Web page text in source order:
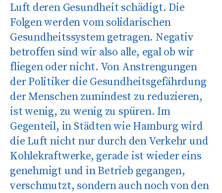
Luft deren Gesundheit schädigt. Die
Folgen werden vom solidarischen
Gesundheitssystem getragen. Negativ
betroffen sind wir also alle, egal ob wir
fliegen oder nicht. Von Anstrengungen
der Politiker die Gesundheitsgefährdung
der Menschen zumindest zu reduzieren,
ist wenig, zu wenig zu spüren. Im
Gegenteil, in Städten wie Hamburg wird
die Luft nicht nur durch den Verkehr und
Kohlekraftwerke, gerade ist wieder eins
genehmigt und in Betrieb gegangen,
verschmutzt, sondern auch noch von den